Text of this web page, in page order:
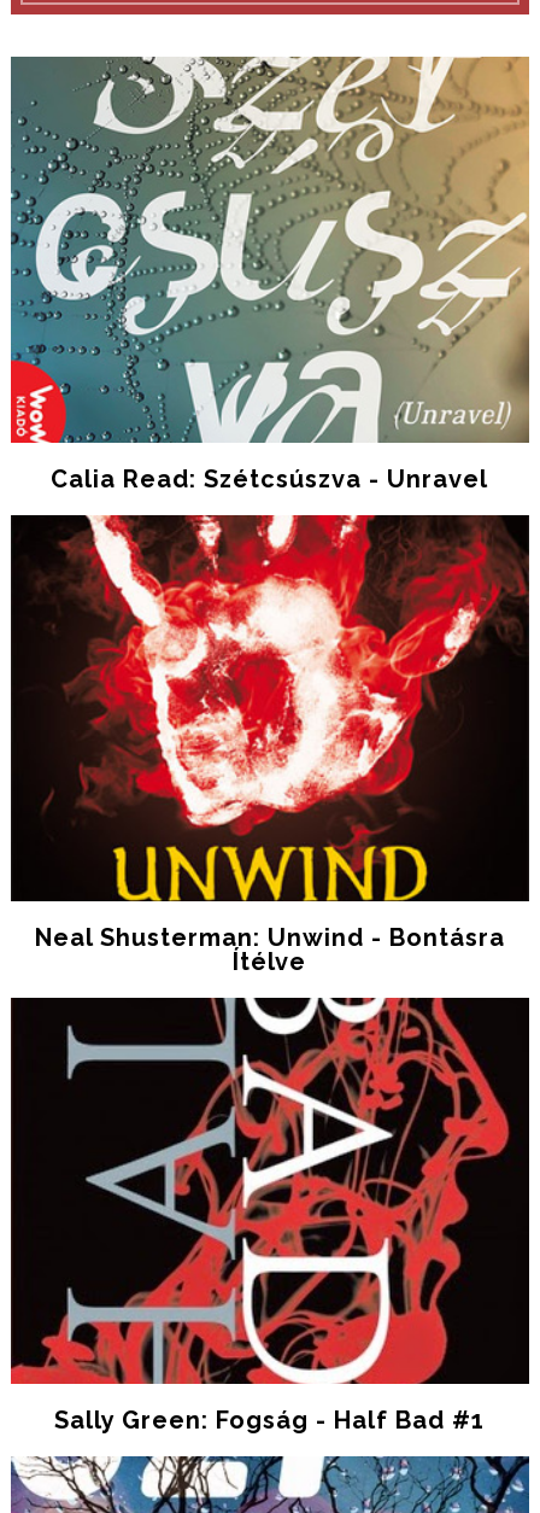
Calia Read: Szétcsúszva - Unravel
Neal Shusterman: Unwind - Bontásra
Ítélve
Sally Green: Fogság - Half Bad #1